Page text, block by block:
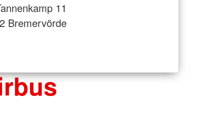
11
Bremervörde